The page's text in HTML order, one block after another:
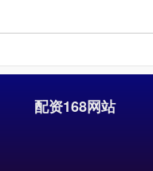
配资168网站